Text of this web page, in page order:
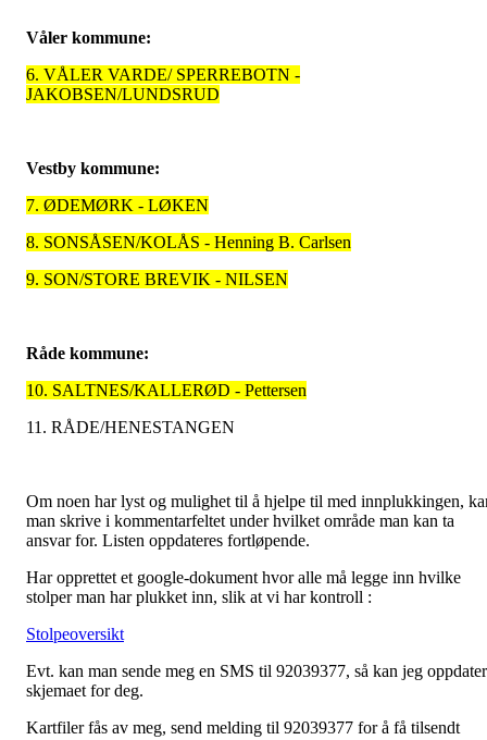
Våler kommune:
6. VÅLER VARDE/ SPERREBOTN -
JAKOBSEN/LUNDSRUD
Vestby kommune:
7. ØDEMØRK - LØKEN
8. SONSÅSEN/KOLÅS - Henning B. Carlsen
9. SON/STORE BREVIK - NILSEN
Råde kommune:
10. SALTNES/KALLERØD - Pettersen
11. RÅDE/HENESTANGEN
Om noen har lyst og mulighet til å hjelpe til med innplukkingen,
man skrive i kommentarfeltet under hvilket område man kan ta
ansvar for. Listen oppdateres fortløpende.
Har opprettet et google-dokument hvor alle må legge inn hvilke
stolper man har plukket inn, slik at vi har kontroll :
Stolpeoversikt
Evt. kan man sende meg en SMS til 92039377, så kan jeg
skjemaet for deg.
Kartfiler fås av meg, send melding til 92039377 for å få tilsendt